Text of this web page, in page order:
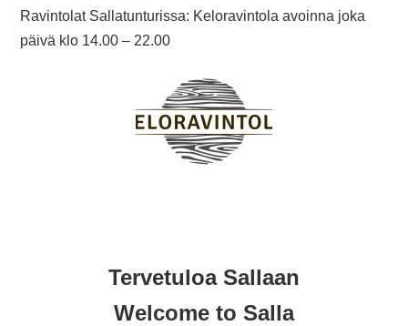
Ravintolat Sallatunturissa: Keloravintola avoinna joka
päivä klo 14.00 – 22.00
Tervetuloa Sallaan
Welcome to Salla